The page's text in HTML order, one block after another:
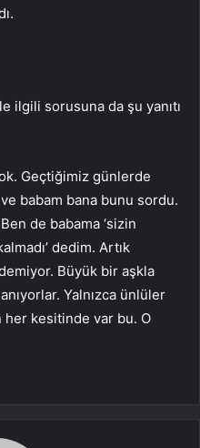
ilgili sorusuna da şu yanıtı
Geçtiğimiz günlerde
babam bana bunu sordu.
de babama ‘sizin
dedim. Artık
Büyük bir aşkla
Yalnızca ünlüler
kesitinde var bu. O